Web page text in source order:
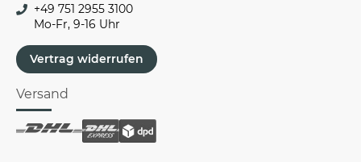
+49 751 2955 3100
Mo-Fr, 9-16 Uhr
Vertrag widerrufen
Versand